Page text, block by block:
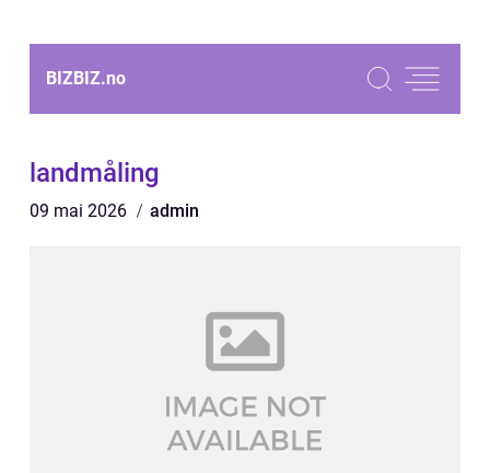
BIZBIZ.no
landmåling
09 mai 2026 admin